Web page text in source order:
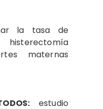
la tasa de
maternas
estudio